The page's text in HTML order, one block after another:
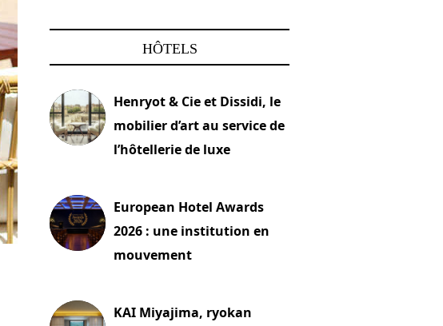
HÔTELS
Henryot & Cie et Dissidi, le
mobilier d’art au service de
l’hôtellerie de luxe
European Hotel Awards
2026 : une institution en
mouvement
KAI Miyajima, ryokan